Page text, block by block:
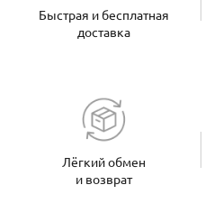
Быстрая и бесплатная
доставка
Лёгкий обмен
и возврат